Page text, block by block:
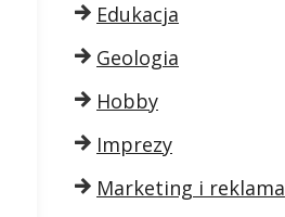
Edukacja
Geologia
Hobby
Imprezy
Marketing i reklama